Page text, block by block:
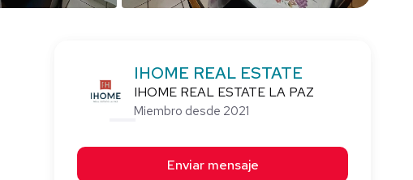
IHOME REAL ESTATE
IHOME REAL ESTATE LA PAZ
Miembro desde 2021
Enviar mensaje